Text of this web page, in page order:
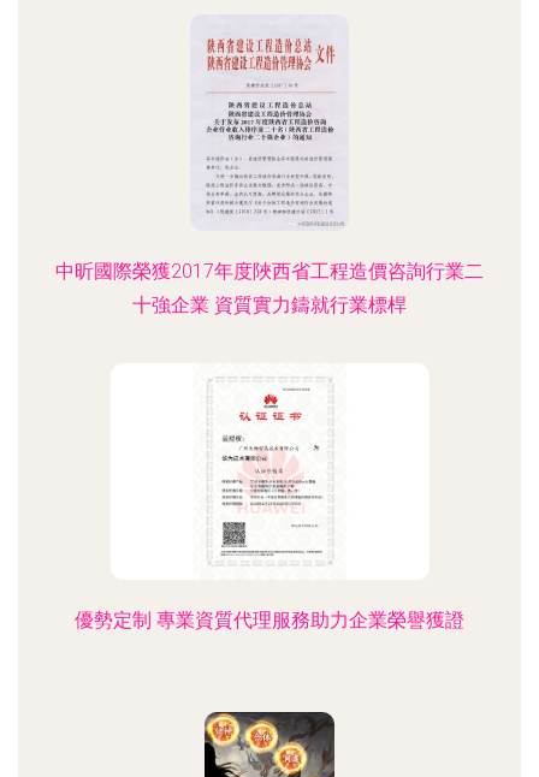
中昕國際榮獲2017年度陜西省工程造價咨詢行業二
十強企業 資質實力鑄就行業標桿
優勢定制 專業資質代理服務助力企業榮譽獲證